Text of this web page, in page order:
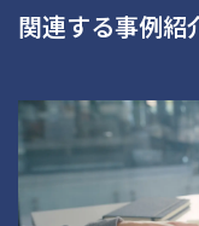
関連する事例紹